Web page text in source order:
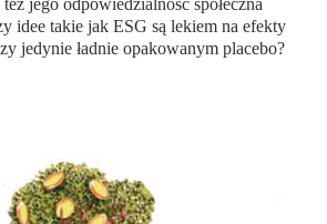
jego odpowiedzialność społeczna
idee takie jak ESG są lekiem na efekty
jedynie ładnie opakowanym placebo?